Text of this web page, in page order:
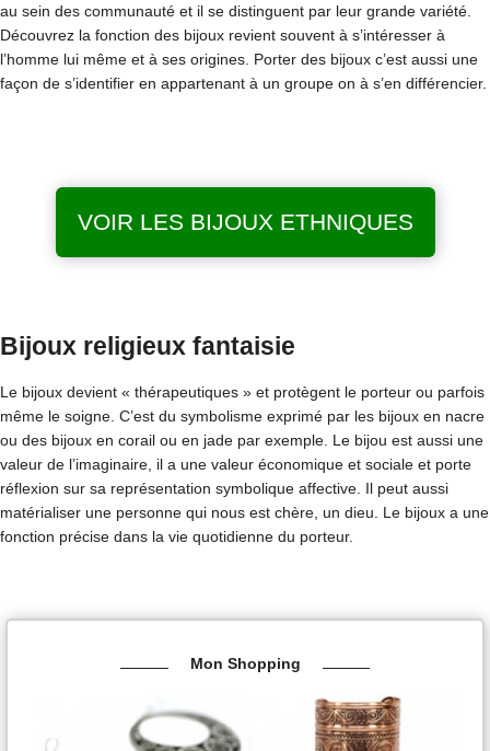
au sein des communauté et il se distinguent par leur grande variété.
Découvrez la fonction des bijoux revient souvent à s’intéresser à
l’homme lui même et à ses origines. Porter des bijoux c’est aussi une
façon de s’identifier en appartenant à un groupe on à s’en différencier.
VOIR LES BIJOUX ETHNIQUES
Bijoux religieux fantaisie
Le bijoux devient « thérapeutiques » et protègent le porteur ou parfois
même le soigne. C’est du symbolisme exprimé par les bijoux en nacre
ou des bijoux en corail ou en jade par exemple. Le bijou est aussi une
valeur de l’imaginaire, il a une valeur économique et sociale et porte
réflexion sur sa représentation symbolique affective. Il peut aussi
matérialiser une personne qui nous est chère, un dieu. Le bijoux a une
fonction précise dans la vie quotidienne du porteur.
Mon Shopping